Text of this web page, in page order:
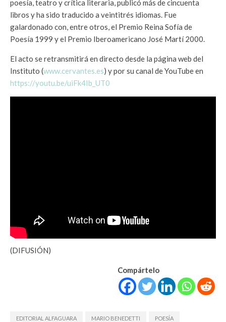
poesía, teatro y crítica literaria, publicó más de cincuenta
libros y ha sido traducido a veintitrés idiomas. Fue
galardonado con, entre otros, el Premio Reina Sofía de
Poesía 1999 y el Premio Iberoamericano José Martí 2000.
El acto se retransmitirá en directo desde la página web del
Instituto (www.cervantes.es) y por su canal de YouTube en
https://youtu.be/uiFk4Ib_UT0
(DIFUSIÓN)
Compártelo
EDITORIAL ALFAGUARA MARIO BENEDETTI POESÍA